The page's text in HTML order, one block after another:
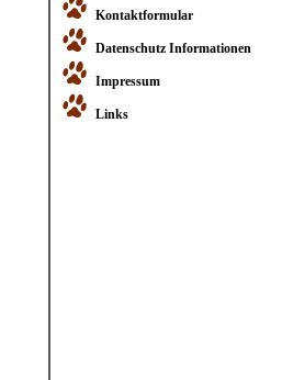
Kontaktformular
Datenschutz Informationen
Impressum
Links